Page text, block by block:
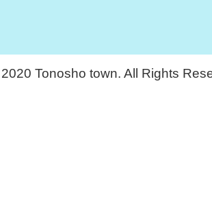
Tonosho town. All Rights